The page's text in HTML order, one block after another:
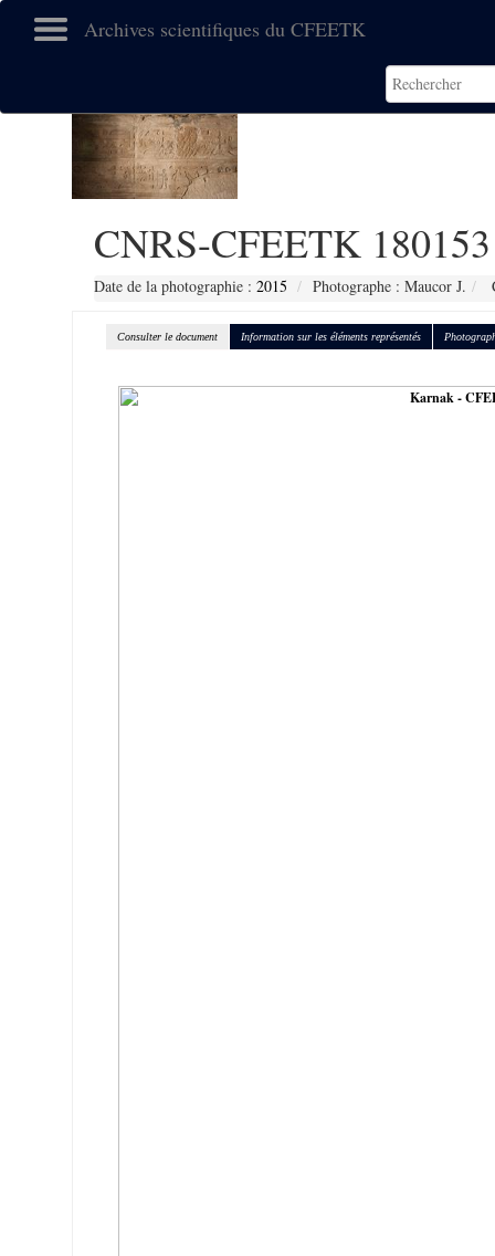
Archives scientifiques du CFEETK
CNRS-CFEETK 180153
Date de la photographie : 2015 Photographe : Maucor J.
Consulter le document Information sur les éléments représentés